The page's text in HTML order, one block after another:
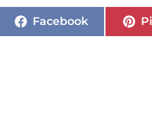
Facebook